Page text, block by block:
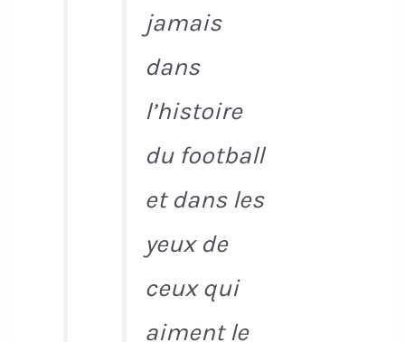
jamais
dans
l’histoire
du football
et dans les
yeux de
ceux qui
aiment le